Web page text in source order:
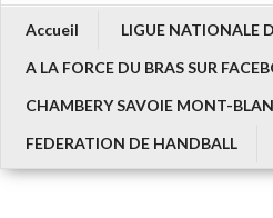
Accueil
LIGUE NATIONALE
A LA FORCE DU BRAS SUR
CHAMBERY SAVOIE MONT-
FEDERATION DE HANDBALL